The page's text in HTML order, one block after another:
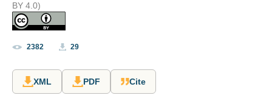
BY 4.0)
2382 29
XML PDF Cite